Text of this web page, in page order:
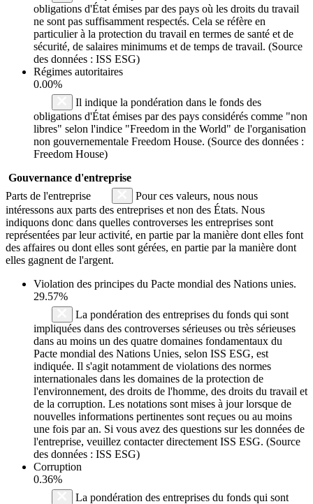
obligations d'État émises par des pays où les droits du travail
ne sont pas suffisamment respectés. Cela se réfère en
particulier à la protection du travail en termes de santé et de
sécurité, de salaires minimums et de temps de travail. (Source
des données : ISS ESG)
Régimes autoritaires
0.00%
Il indique la pondération dans le fonds des
obligations d'État émises par des pays considérés comme "non
libres" selon l'indice "Freedom in the World" de l'organisation
non gouvernementale Freedom House. (Source des données :
Freedom House)
Gouvernance d'entreprise
Parts de l'entreprise
Pour ces valeurs, nous nous
intéressons aux parts des entreprises et non des États. Nous
indiquons donc dans quelles controverses les entreprises sont
représentées par leur activité, en partie par la manière dont elles font
des affaires ou dont elles sont gérées, en partie par la manière dont
elles gagnent de l'argent.
Violation des principes du Pacte mondial des Nations unies.
29.57%
La pondération des entreprises du fonds qui sont
impliquées dans des controverses sérieuses ou très sérieuses
dans au moins un des quatre domaines fondamentaux du
Pacte mondial des Nations Unies, selon ISS ESG, est
indiquée. Il s'agit notamment de violations des normes
internationales dans les domaines de la protection de
l'environnement, des droits de l'homme, des droits du travail et
de la corruption. Les notations sont mises à jour lorsque de
nouvelles informations pertinentes sont reçues ou au moins
une fois par an. Si vous avez des questions sur les données de
l'entreprise, veuillez contacter directement ISS ESG. (Source
des données : ISS ESG)
Corruption
0.36%
La pondération des entreprises du fonds qui sont